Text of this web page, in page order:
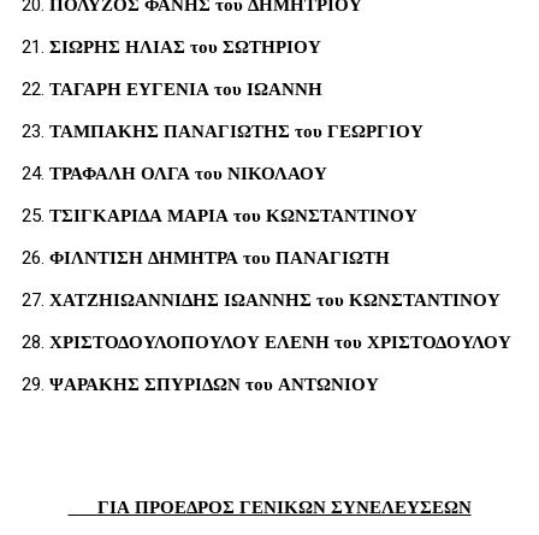
ΣΙΩΡΗΣ ΗΛΙΑΣ του ΣΩΤΗΡΙΟΥ
ΤΑΓΑΡΗ ΕΥΓΕΝΙΑ του ΙΩΑΝΝΗ
ΤΑΜΠΑΚΗΣ ΠΑΝΑΓΙΩΤΗΣ του ΓΕΩΡΓΙΟΥ
ΤΡΑΦΑΛΗ ΟΛΓΑ του ΝΙΚΟΛΑΟΥ
ΤΣΙΓΚΑΡΙΔΑ ΜΑΡΙΑ του ΚΩΝΣΤΑΝΤΙΝΟΥ
ΦΙΛΝΤΙΣΗ ΔΗΜΗΤΡΑ του ΠΑΝΑΓΙΩΤΗ
ΧΑΤΖΗΙΩΑΝΝΙΔΗΣ ΙΩΑΝΝΗΣ του ΚΩΝΣΤΑΝΤΙΝΟΥ
ΧΡΙΣΤΟΔΟΥΛΟΠΟΥΛΟΥ ΕΛΕΝΗ του ΧΡΙΣΤΟΔΟΥΛΟΥ
ΨΑΡΑΚΗΣ ΣΠΥΡΙΔΩΝ του ΑΝΤΩΝΙΟΥ
ΓΙΑ ΠΡΟΕΔΡΟΣ ΓΕΝΙΚΩΝ ΣΥΝΕΛΕΥΣΕΩΝ